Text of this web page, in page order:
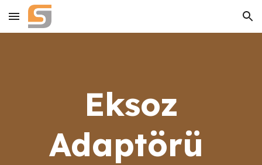
Skip to main content Skip to navigation
Eksoz
Adaptörü